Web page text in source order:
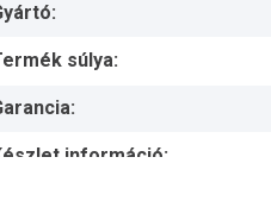
súlya:
információ: